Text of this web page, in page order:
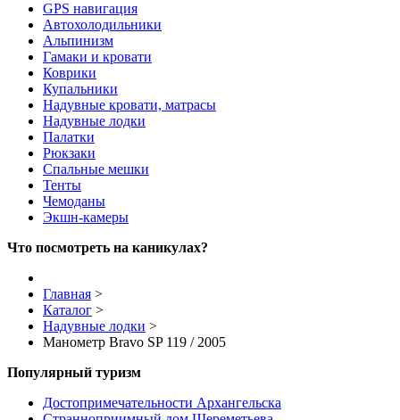
GPS навигация
Автохолодильники
Альпинизм
Гамаки и кровати
Коврики
Купальники
Надувные кровати, матрасы
Надувные лодки
Палатки
Рюкзаки
Спальные мешки
Тенты
Чемоданы
Экшн-камеры
Что посмотреть на каникулах?
Главная >
Каталог >
Надувные лодки >
Манометр Bravo SP 119 / 2005
Популярный туризм
Достопримечательности Архангельска